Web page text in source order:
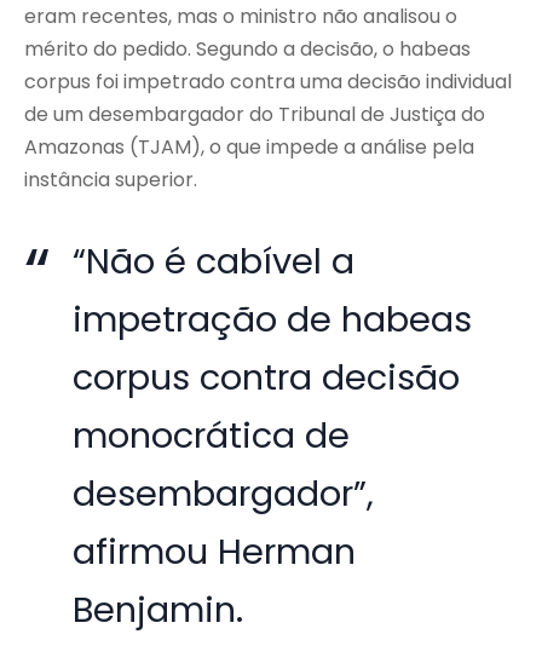
eram recentes, mas o ministro não analisou o
mérito do pedido. Segundo a decisão, o habeas
corpus foi impetrado contra uma decisão individual
de um desembargador do Tribunal de Justiça do
Amazonas (TJAM), o que impede a análise pela
instância superior.
“Não é cabível a
impetração de habeas
corpus contra decisão
monocrática de
desembargador”,
afirmou Herman
Benjamin.